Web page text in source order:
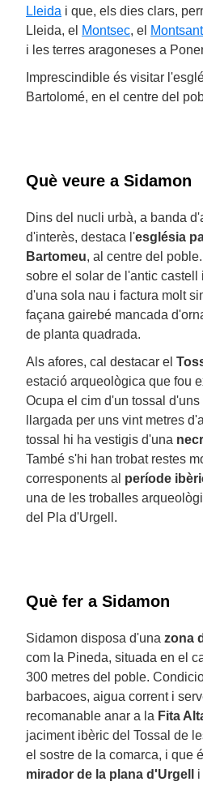
Lleida i que, els dies clars,
Lleida, el Montsec, el Montsant
i les terres aragoneses a
Imprescindible és visitar
Bartolomé, en el centre del
Què veure a Sidamon
Dins del nucli urbà, a banda
d'interès, destaca l'església
Bartomeu, al centre del
sobre el solar de l'antic castell
d'una sola nau i factura molt
façana gairebé mancada
de planta quadrada.
Als afores, cal destacar el
estació arqueològica que fou
Ocupa el cim d'un tossal
llargada per uns vint metres
tossal hi ha vestigis d'una
També s'hi han trobat restes
corresponents al període
una de les troballes
del Pla d'Urgell.
Què fer a Sidamon
Sidamon disposa d'una zona
com la Pineda, situada en el
300 metres del poble.
barbacoes, aigua corrent i
recomanable anar a la Fita
jaciment ibèric del Tossal de
el sostre de la comarca, i que
mirador de la plana d'Urgell
i